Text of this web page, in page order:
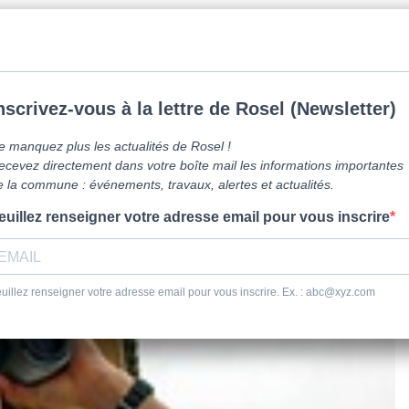
ici Vie Pratique Sortir Se